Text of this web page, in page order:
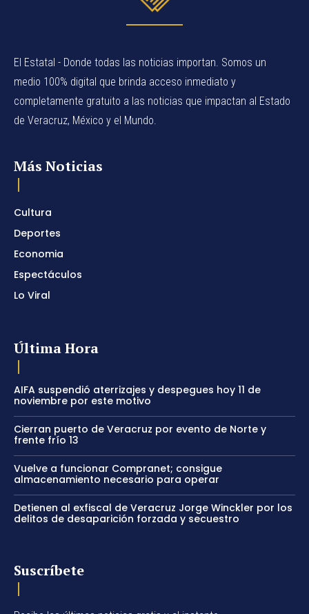
El Estatal - Donde todas las noticias importan. Somos un
medio 100% digital que brinda acceso inmediato y
completamente gratuito a las noticias que impactan al Estado
de Veracruz, México y el Mundo.
Más Noticias
Cultura
Deportes
Economia
Espectáculos
Lo Viral
Última Hora
AIFA suspendió aterrizajes y despegues hoy 11 de
noviembre por este motivo
Cierran puerto de Veracruz por evento de Norte y
frente frío 13
Vuelve a funcionar Compranet; consigue
almacenamiento necesario para operar
Detienen al exfiscal de Veracruz Jorge Winckler por los
delitos de desaparición forzada y secuestro
Suscríbete